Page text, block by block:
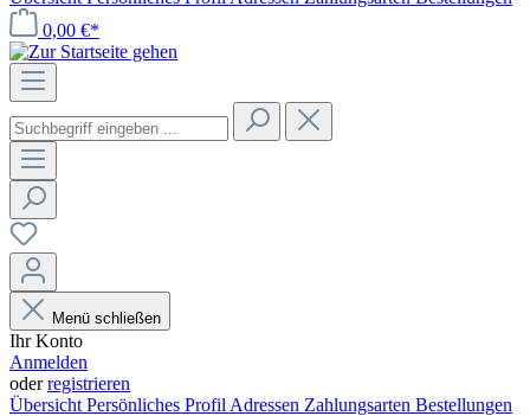
0,00 €*
Menü schließen
Ihr Konto
Anmelden
oderregistrieren
Übersicht Persönliches Profil Adressen Zahlungsarten Bestellungen